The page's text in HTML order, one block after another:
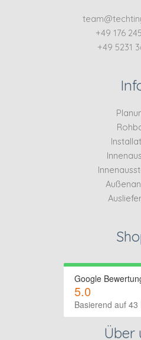
+49 176
+49 5231
Google
5.0
Basierend auf 43
Über